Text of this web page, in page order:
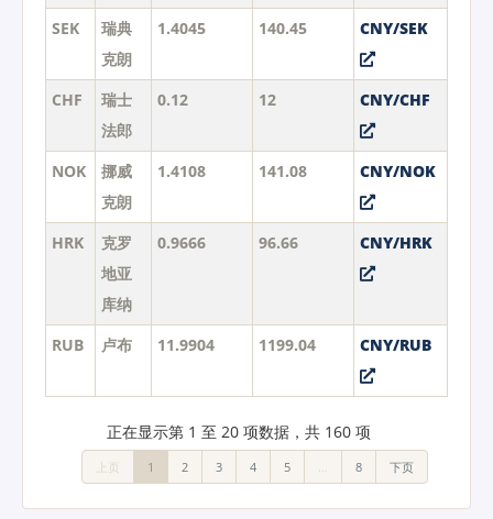
SEK
瑞典
克朗
1.4045 140.45 CNY/SEK
CHF
瑞士
法郎
0.12 12 CNY/CHF
NOK
挪威
克朗
1.4108 141.08 CNY/NOK
HRK
克罗
地亚
库纳
0.9666 96.66 CNY/HRK
RUB 卢布 11.9904 1199.04 CNY/RUB
正在显示第 1 至 20 项数据，共 160 项
上页 1 2 3 4 5 … 8 下页